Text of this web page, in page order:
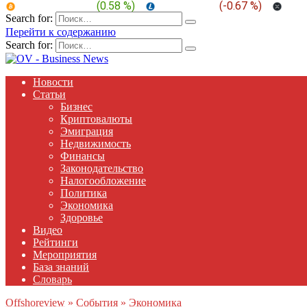
(0.58 %) (-0.67 %)
Search for:
Перейти к содержанию
Search for:
Новости
Статьи
Бизнес
Криптовалюты
Эмиграция
Недвижимость
Финансы
Законодательство
Налогообложение
Политика
Экономика
Здоровье
Видео
Рейтинги
Мероприятия
База знаний
Словарь
Offshoreview » События » Экономика